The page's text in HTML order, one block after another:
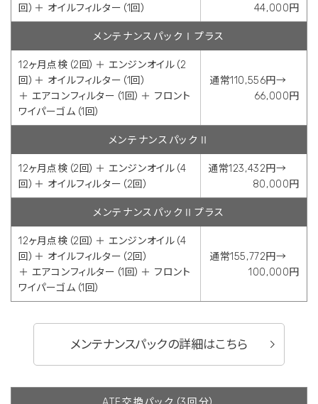
回）＋ オイルフィルター（1回）
44,000円
メンテナンスパックⅠプラス
12ヶ月点検（2回）＋ エンジンオイル（2
回）＋ オイルフィルター（1回）
＋ エアコンフィルター（1回）＋ フロント
ワイパーゴム（1回）
通常110,556円→
66,000円
メンテナンスパックⅡ
12ヶ月点検（2回）＋ エンジンオイル（4
回）＋ オイルフィルター（2回）
通常123,432円→
80,000円
メンテナンスパックⅡプラス
12ヶ月点検（2回）＋ エンジンオイル（4
回）＋ オイルフィルター（2回）
＋ エアコンフィルター（1回）＋ フロント
ワイパーゴム（1回）
通常155,772円→
100,000円
メンテナンスパックの詳細はこちら